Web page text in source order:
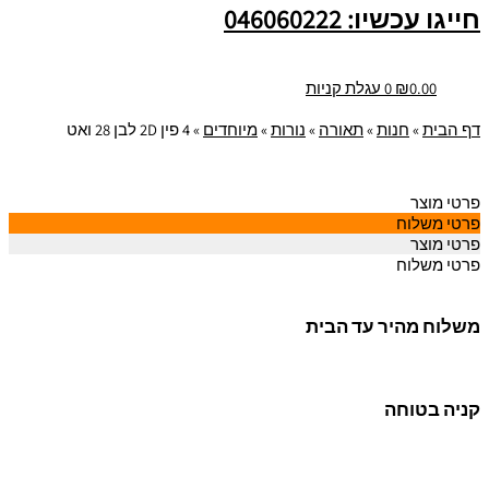
חייגו עכשיו: 046060222
₪0.00
0 עגלת קניות
דף הבית» חנות»תאורה » נורות»מיוחדים »4 פין 2D לבן 28 ואט
פרטי מוצר
פרטי משלוח
פרטי מוצר
פרטי משלוח
משלוח מהיר עד הבית
קניה בטוחה